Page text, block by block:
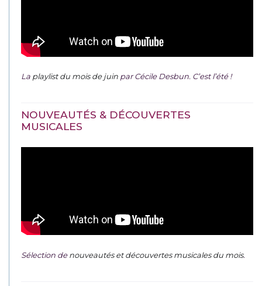
La playlist du mois de juin par Cécile Desbun. C’est l’été !
NOUVEAUTÉS & DÉCOUVERTES
MUSICALES
Sélection denouveautés et découvertes musicales du mois.